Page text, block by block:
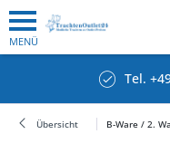
MENÜ
Tel. +49
Übersicht B-Ware / 2.